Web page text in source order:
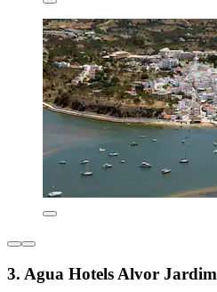
3. Agua Hotels Alvor Jardim